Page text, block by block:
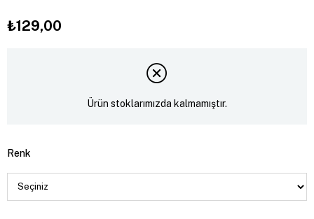
₺129,00
Ürün stoklarımızda kalmamıştır.
Renk